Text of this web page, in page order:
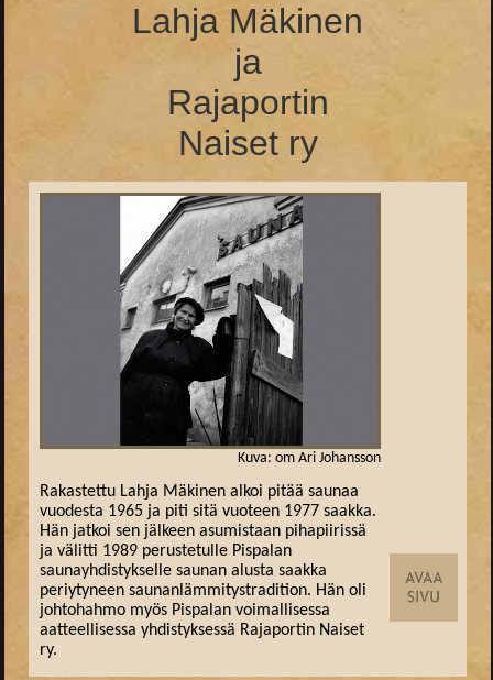
Lahja Mäkinen
ja
Rajaportin
Naiset ry
Kuva: om Ari Johansson
Rakastettu Lahja Mäkinen alkoi pitää saunaa
vuodesta 1965 ja piti sitä vuoteen 1977 saakka.
Hän jatkoi sen jälkeen asumistaan pihapiirissä
ja välitti 1989 perustetulle Pispalan
saunayhdistykselle saunan alusta saakka
periytyneen saunanlämmitystradition. Hän oli
johtohahmo myös Pispalan voimallisessa
aatteellisessa yhdistyksessä Rajaportin Naiset
ry.